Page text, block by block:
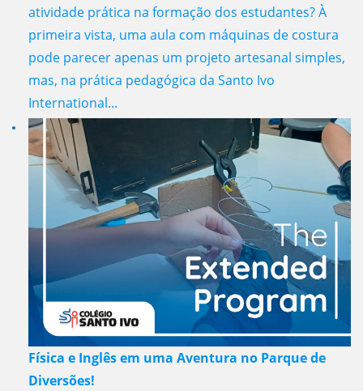
atividade prática na formação dos estudantes? À
primeira vista, uma aula com máquinas de costura
pode parecer apenas um projeto artesanal simples,
mas, na prática pedagógica da Santo Ivo
International...
Física e Inglês em uma Aventura no Parque de
Diversões!